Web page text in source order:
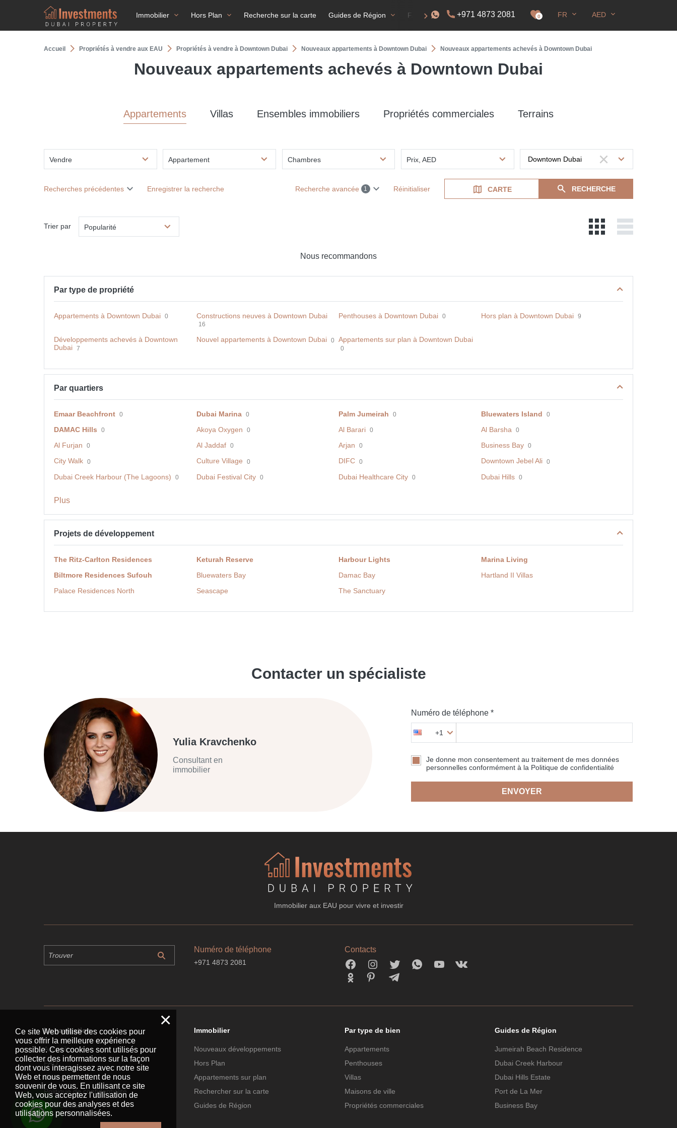
Immobilier Hors Plan Recherche sur la carte Guides de Région FAQ TDS+971 4873 2081 0 FR AED
Accueil Propriétés à vendre aux EAU Propriétés à vendre à Downtown Dubai Nouveaux appartements à Downtown Dubai Nouveaux appartements achevés à Downtown Dubai
Nouveaux appartements achevés à Downtown Dubai
Appartements Villas Ensembles immobiliers Propriétés commerciales Terrains
Vendre Appartement Chambres Prix, AED
Recherches précédentes Enregistrer la recherche Recherche avancée 1 Réinitialiser CARTE RECHERCHE
Trier par Popularité
Nous recommandons
Par type de propriété
Appartements à Downtown Dubai 0 Constructions neuves à Downtown Dubai
16
Penthouses à Downtown Dubai 0 Hors plan à Downtown Dubai 9
Développements achevés à Downtown
Dubai 7
Nouvel appartements à Downtown Dubai 0 Appartements sur plan à Downtown Dubai
0
Par quartiers
Emaar Beachfront 0 Dubai Marina 0 Palm Jumeirah 0 Bluewaters Island 0
DAMAC Hills 0 Akoya Oxygen 0 Al Barari 0 Al Barsha 0
Al Furjan 0 Al Jaddaf 0 Arjan 0 Business Bay 0
City Walk 0 Culture Village 0 DIFC 0 Downtown Jebel Ali 0
Dubai Creek Harbour (The Lagoons) 0 Dubai Festival City 0 Dubai Healthcare City 0 Dubai Hills 0
Plus
Projets de développement
The Ritz-Carlton Residences Keturah Reserve Harbour Lights
Marina Living
Biltmore Residences Sufouh
Bluewaters Bay Damac Bay
Hartland II Villas
Palace Residences North
Seascape The Sanctuary
Contacter un spécialiste
Yulia Kravchenko
Consultant en
immobilier
Numéro de téléphone *
+1
Je donne mon consentement au traitement de mes données
personnelles conformément à la Politique de confidentialité
ENVOYER
Immobilier aux EAU pour vivre et investir
Numéro de téléphone
+971 4873 2081
Contacts
La navigation
Accueil
FAQ
Contacter
Politique de confidentialité
Plan du site
Immobilier
Nouveaux développements
Hors Plan
Appartements sur plan
Rechercher sur la carte
Guides de Région
Par type de bien
Appartements
Penthouses
Villas
Maisons de ville
Propriétés commerciales
Guides de Région
Jumeirah Beach Residence
Dubai Creek Harbour
Dubai Hills Estate
Port de La Mer
Business Bay
×
Ce site Web utilise des cookies pour
vous offrir la meilleure expérience
possible. Ces cookies sont utilisés pour
collecter des informations sur la façon
dont vous interagissez avec notre site
Web et nous permettent de nous
souvenir de vous. En utilisant ce site
Web, vous acceptez l'utilisation de
cookies pour des analyses et des
utilisations personnalisées.